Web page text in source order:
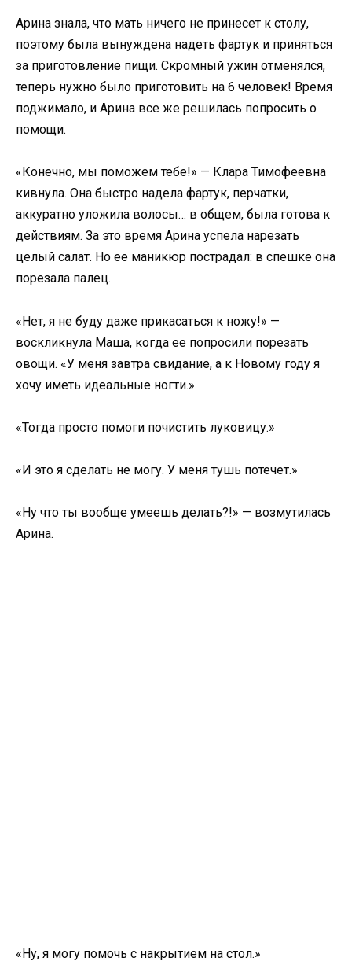
Арина знала, что мать ничего не принесет к столу,
поэтому была вынуждена надеть фартук и приняться
за приготовление пищи. Скромный ужин отменялся,
теперь нужно было приготовить на 6 человек! Время
поджимало, и Арина все же решилась попросить о
помощи.
«Конечно, мы поможем тебе!» — Клара Тимофеевна
кивнула. Она быстро надела фартук, перчатки,
аккуратно уложила волосы… в общем, была готова к
действиям. За это время Арина успела нарезать
целый салат. Но ее маникюр пострадал: в спешке она
порезала палец.
«Нет, я не буду даже прикасаться к ножу!» —
воскликнула Маша, когда ее попросили порезать
овощи. «У меня завтра свидание, а к Новому году я
хочу иметь идеальные ногти.»
«Тогда просто помоги почистить луковицу.»
«И это я сделать не могу. У меня тушь потечет.»
«Ну что ты вообще умеешь делать?!» — возмутилась
Арина.
«Ну, я могу помочь с накрытием на стол.»